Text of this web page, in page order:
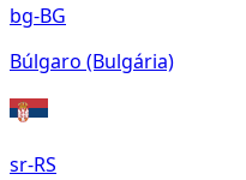
bg-BG
Búlgaro (Bulgária)
sr-RS